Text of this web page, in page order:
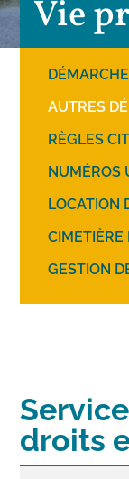
Vie
AUTRES
RÈGLES
NUMÉROS
LOCATION
CIMETIÈRE
GESTION
droits